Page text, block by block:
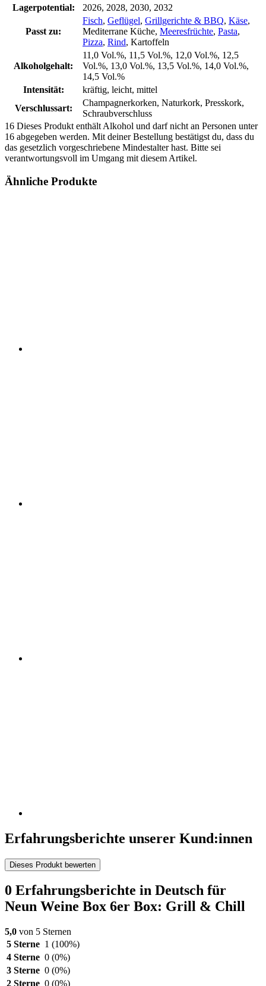
Lagerpotential: 2026, 2028, 2030, 2032
Passt zu:
Fisch, Geflügel, Grillgerichte & BBQ, Käse,
Mediterrane Küche, Meeresfrüchte, Pasta,
Pizza, Rind, Kartoffeln
Alkoholgehalt:
11,0 Vol.%, 11,5 Vol.%, 12,0 Vol.%, 12,5
Vol.%, 13,0 Vol.%, 13,5 Vol.%, 14,0 Vol.%,
14,5 Vol.%
Intensität:
kräftig, leicht, mittel
Verschlussart:
Champagnerkorken, Naturkork, Presskork,
Schraubverschluss
16 Dieses Produkt enthält Alkohol und darf nicht an Personen unter
16 abgegeben werden. Mit deiner Bestellung bestätigst du, dass du
das gesetzlich vorgeschriebene Mindestalter hast. Bitte sei
verantwortungsvoll im Umgang mit diesem Artikel.
Ähnliche Produkte
Erfahrungsberichte unserer Kund:innen
Dieses Produkt bewerten
0 Erfahrungsberichte in Deutsch für
Neun Weine Box 6er Box: Grill & Chill
5,0 von 5 Sternen
5 Sterne 1 (100%)
4 Sterne 0 (0%)
3 Sterne 0 (0%)
2 Sterne 0 (0%)